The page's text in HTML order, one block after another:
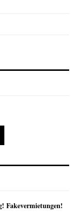
Fakevermietungen!